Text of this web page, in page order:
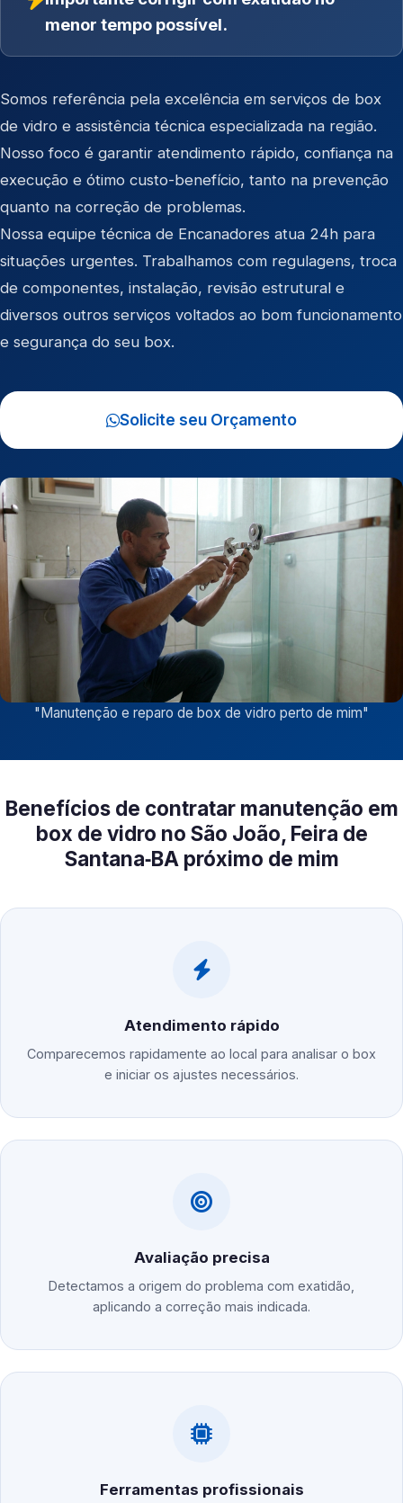
menor tempo possível.
Somos referência pela excelência em serviços de box
de vidro e assistência técnica especializada na região.
Nosso foco é garantir atendimento rápido, confiança na
execução e ótimo custo-benefício, tanto na prevenção
quanto na correção de problemas.
Nossa equipe técnica de Encanadores atua 24h para
situações urgentes. Trabalhamos com regulagens, troca
de componentes, instalação, revisão estrutural e
diversos outros serviços voltados ao bom funcionamento
e segurança do seu box.
Solicite seu Orçamento
"Manutenção e reparo de box de vidro perto de mim"
Benefícios de contratar manutenção em
box de vidro no São João, Feira de
Santana‑BA próximo de mim
Atendimento rápido
Comparecemos rapidamente ao local para analisar o box
e iniciar os ajustes necessários.
Avaliação precisa
Detectamos a origem do problema com exatidão,
aplicando a correção mais indicada.
Ferramentas profissionais